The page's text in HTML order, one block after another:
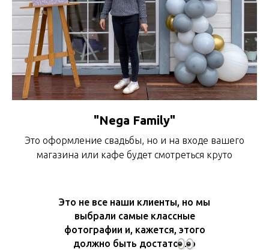
"Nega Family"
Это оформление свадьбы, но и на входе вашего
магазина или кафе будет смотреться круто
Это не все наши клиенты, но мы
выбрали самые классные
фотографии и, кажется, этого
должно быть достаточно